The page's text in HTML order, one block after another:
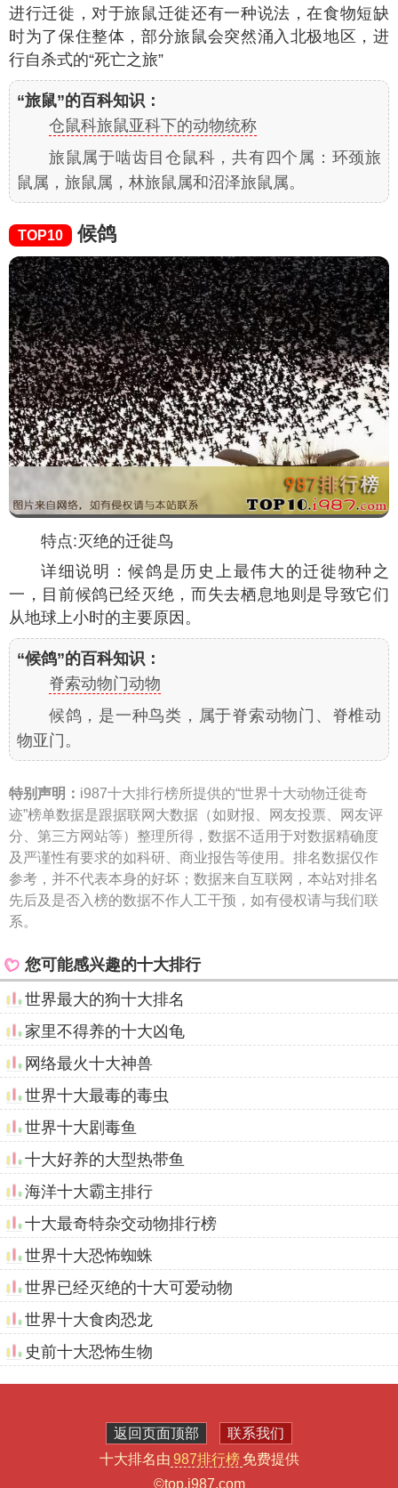
进行迁徙，对于旅鼠迁徙还有一种说法，在食物短缺
时为了保住整体，部分旅鼠会突然涌入北极地区，进
行自杀式的“死亡之旅”
“旅鼠”的百科知识：
仓鼠科旅鼠亚科下的动物统称
旅鼠属于啮齿目仓鼠科，共有四个属：环颈旅
鼠属，旅鼠属，林旅鼠属和沼泽旅鼠属。
TOP10 候鸽
特点:灭绝的迁徙鸟
详细说明：候鸽是历史上最伟大的迁徙物种之
一，目前候鸽已经灭绝，而失去栖息地则是导致它们
从地球上小时的主要原因。
“候鸽”的百科知识：
脊索动物门动物
候鸽，是一种鸟类，属于脊索动物门、脊椎动
物亚门。
特别声明： i987十大排行榜所提供的“世界十大动物迁徙奇
迹”榜单数据是跟据联网大数据（如财报、网友投票、网友评
分、第三方网站等）整理所得，数据不适用于对数据精确度
及严谨性有要求的如科研、商业报告等使用。排名数据仅作
参考，并不代表本身的好坏；数据来自互联网，本站对排名
先后及是否入榜的数据不作人工干预，如有侵权请与我们联
系。
您可能感兴趣的十大排行
世界最大的狗十大排名
家里不得养的十大凶龟
网络最火十大神兽
世界十大最毒的毒虫
世界十大剧毒鱼
十大好养的大型热带鱼
海洋十大霸主排行
十大最奇特杂交动物排行榜
世界十大恐怖蜘蛛
世界已经灭绝的十大可爱动物
世界十大食肉恐龙
史前十大恐怖生物
返回页面顶部
联系我们
十大排名由 987排行榜 免费提供
©top.i987.com